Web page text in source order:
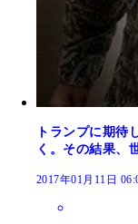
トランプに期待
く。その結果、
2017年01月11日